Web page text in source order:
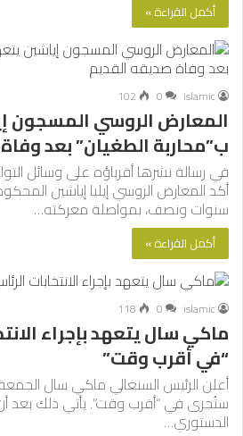
أكمل القراءة »
islamic
0
102
المعارض الروسي المسجون
ب”محاربة الطغيان” بعد
في رسالة نشرها أقرباؤه على وسائل
أكد المعارض الروسي إيليا إياشين
سنوات ونصف، بمواصلة معركته…
أكمل القراءة »
islamic
0
118
ماكي سال يتعهد بإجراء
“في أقرب وقت”
أعلن الرئيس السنغالي ماكي سال الجمعة
ستُجرى في “أقرب وقت”. يأتي ذلك بعد
الدستوري…